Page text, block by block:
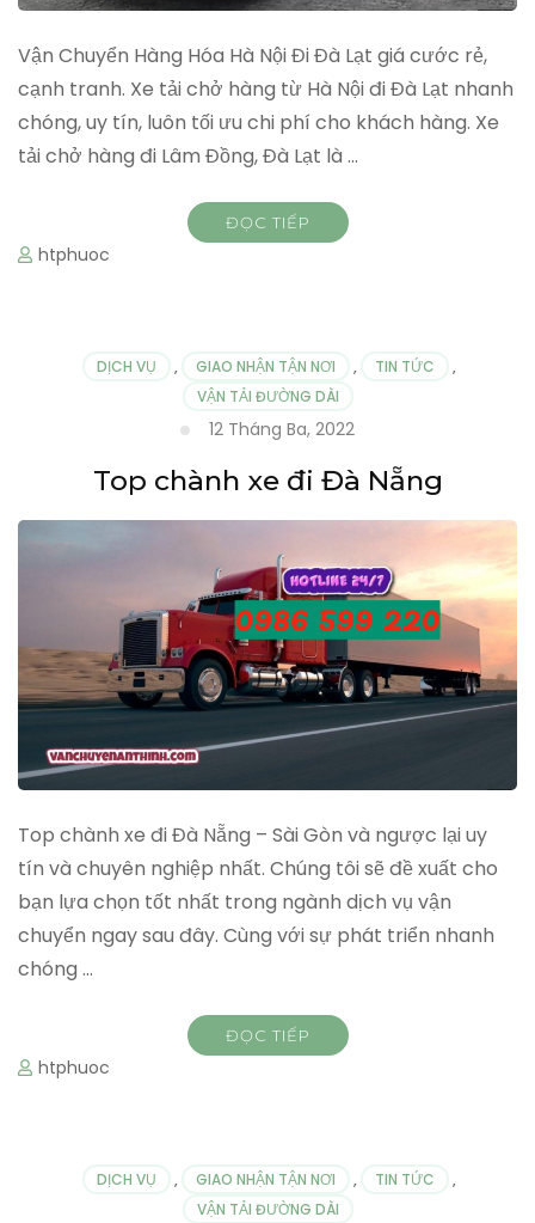
Vận Chuyển Hàng Hóa Hà Nội Đi Đà Lạt giá cước rẻ,
cạnh tranh. Xe tải chở hàng từ Hà Nội đi Đà Lạt nhanh
chóng, uy tín, luôn tối ưu chi phí cho khách hàng. Xe
tải chở hàng đi Lâm Đồng, Đà Lạt là …
ĐỌC TIẾP
htphuoc
DỊCH VỤ , GIAO NHẬN TẬN NƠI , TIN TỨC
,
VẬN TẢI ĐƯỜNG DÀI
12 Tháng Ba, 2022
Top chành xe đi Đà Nẵng
Top chành xe đi Đà Nẵng – Sài Gòn và ngược lại uy
tín và chuyên nghiệp nhất. Chúng tôi sẽ đề xuất cho
bạn lựa chọn tốt nhất trong ngành dịch vụ vận
chuyển ngay sau đây. Cùng với sự phát triển nhanh
chóng …
ĐỌC TIẾP
htphuoc
DỊCH VỤ , GIAO NHẬN TẬN NƠI , TIN TỨC
,
VẬN TẢI ĐƯỜNG DÀI